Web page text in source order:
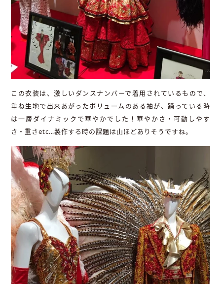
この衣装は、激しいダンスナンバーで着用されているもので、
重ね生地で出来あがったボリュームのある袖が、踊っている時
は一層ダイナミックで華やかでした！華やかさ・可動しやす
さ・重さetc…製作する時の課題は山ほどありそうですね。